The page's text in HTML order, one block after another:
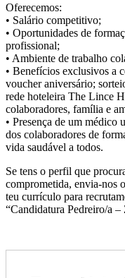
Oferecemos:
• Salário competitivo;
• Oportunidades de
profissional;
• Ambiente de trabalho
• Benefícios exclusivos a
voucher aniversário;
rede hoteleira The Lince
colaboradores, família e
• Presença de um médico
dos colaboradores de
vida saudável a todos.
Se tens o perfil que
comprometida, envia-nos o
teu currículo para
“Candidatura Pedreiro/a –